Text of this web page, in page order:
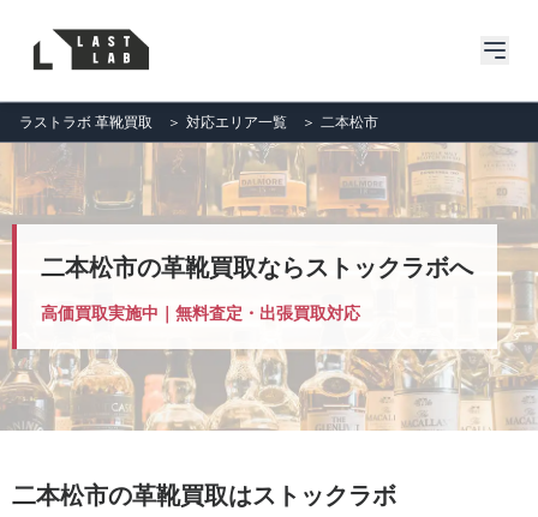
ラストラボ 革靴買取 ＞ 対応エリア一覧 ＞ 二本松市
二本松市の革靴買取ならストックラボへ
高価買取実施中｜無料査定・出張買取対応
二本松市の革靴買取はストックラボ